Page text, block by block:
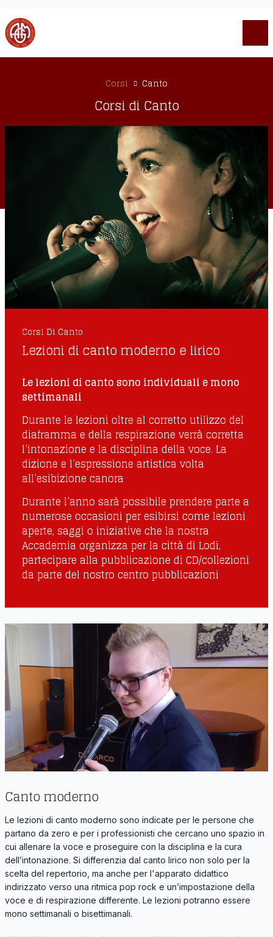
Corsi Canto
Corsi di Canto
Corsi Di Canto
Lezioni di canto moderno e lirico
Le lezioni di canto sono individuali e mono
settimanali
Durante le lezioni oltre al corretto utilizzo del
diaframma e della respirazione verrà corretta
l’intonazione e la disciplina della voce. La
dizione e l’espressione artistica volta
all’esibizione canora
Durante l’anno sarà possibile prendere parte a
numerose occasioni per esibirsi come lezioni
aperte, saggi o iniziative che la nostra
Accademia organizza per la città di Lodi,
partecipare alla pubblicazione di CD/collezioni
da parte del nostro centro pubblicazioni
Canto moderno
Le lezioni di canto moderno sono indicate per le persone che
partano da zero e per i professionisti che cercano uno spazio in
cui allenare la voce e proseguire con la disciplina e la cura
dell’intonazione. Si differenzia dal canto lirico non solo per la
scelta del repertorio, ma anche per l'apparato didattico
indirizzato verso una ritmica pop rock e un’impostazione della
voce e di respirazione differente. Le lezioni potranno essere
mono settimanali o bisettimanali.